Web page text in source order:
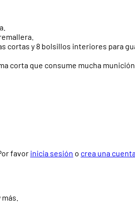
cortas y 8 bolsillos interiores para
corta que consume mucha
favor inicia sesión o crea una